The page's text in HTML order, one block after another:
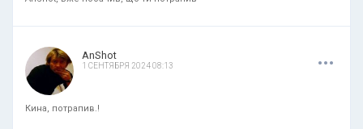
AnShot
1 СЕНТЯБРЯ 2024 08:13 ...
Кина, потрапив.!